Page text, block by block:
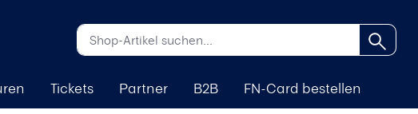
Tickets Partner B2B FN-Card bestellen